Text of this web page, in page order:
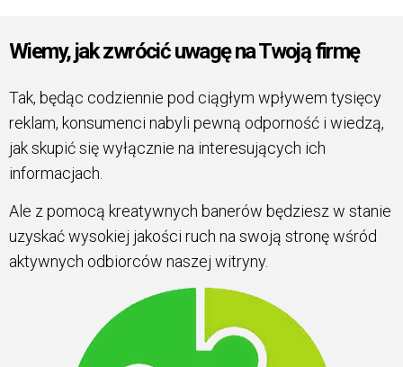
Wiemy, jak zwrócić uwagę na Twoją firmę
Tak, będąc codziennie pod ciągłym wpływem tysięcy
reklam, konsumenci nabyli pewną odporność i wiedzą,
jak skupić się wyłącznie na interesujących ich
informacjach.
Ale z pomocą kreatywnych banerów będziesz w stanie
uzyskać wysokiej jakości ruch na swoją stronę wśród
aktywnych odbiorców naszej witryny.